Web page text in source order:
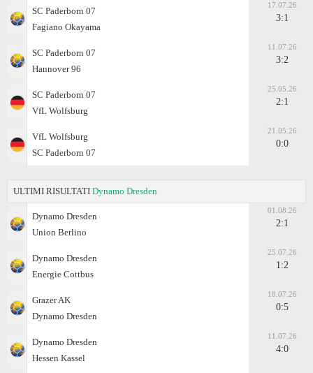
SC Paderborn 07
Fagiano Okayama
17.07.26
3:1
SC Paderborn 07
Hannover 96
11.07.26
3:2
SC Paderborn 07
VfL Wolfsburg
25.05.26
2:1
VfL Wolfsburg
SC Paderborn 07
21.05.26
0:0
ULTIMI RISULTATI Dynamo Dresden
Dynamo Dresden
Union Berlino
01.08.26
2:1
Dynamo Dresden
Energie Cottbus
25.07.26
1:2
Grazer AK
Dynamo Dresden
18.07.26
0:5
Dynamo Dresden
Hessen Kassel
11.07.26
4:0